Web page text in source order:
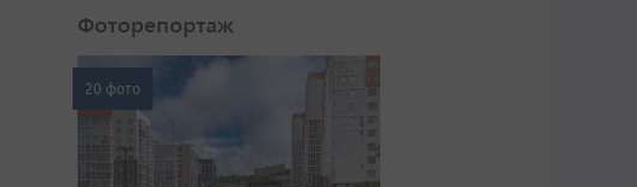
Фоторепортаж
20 фото